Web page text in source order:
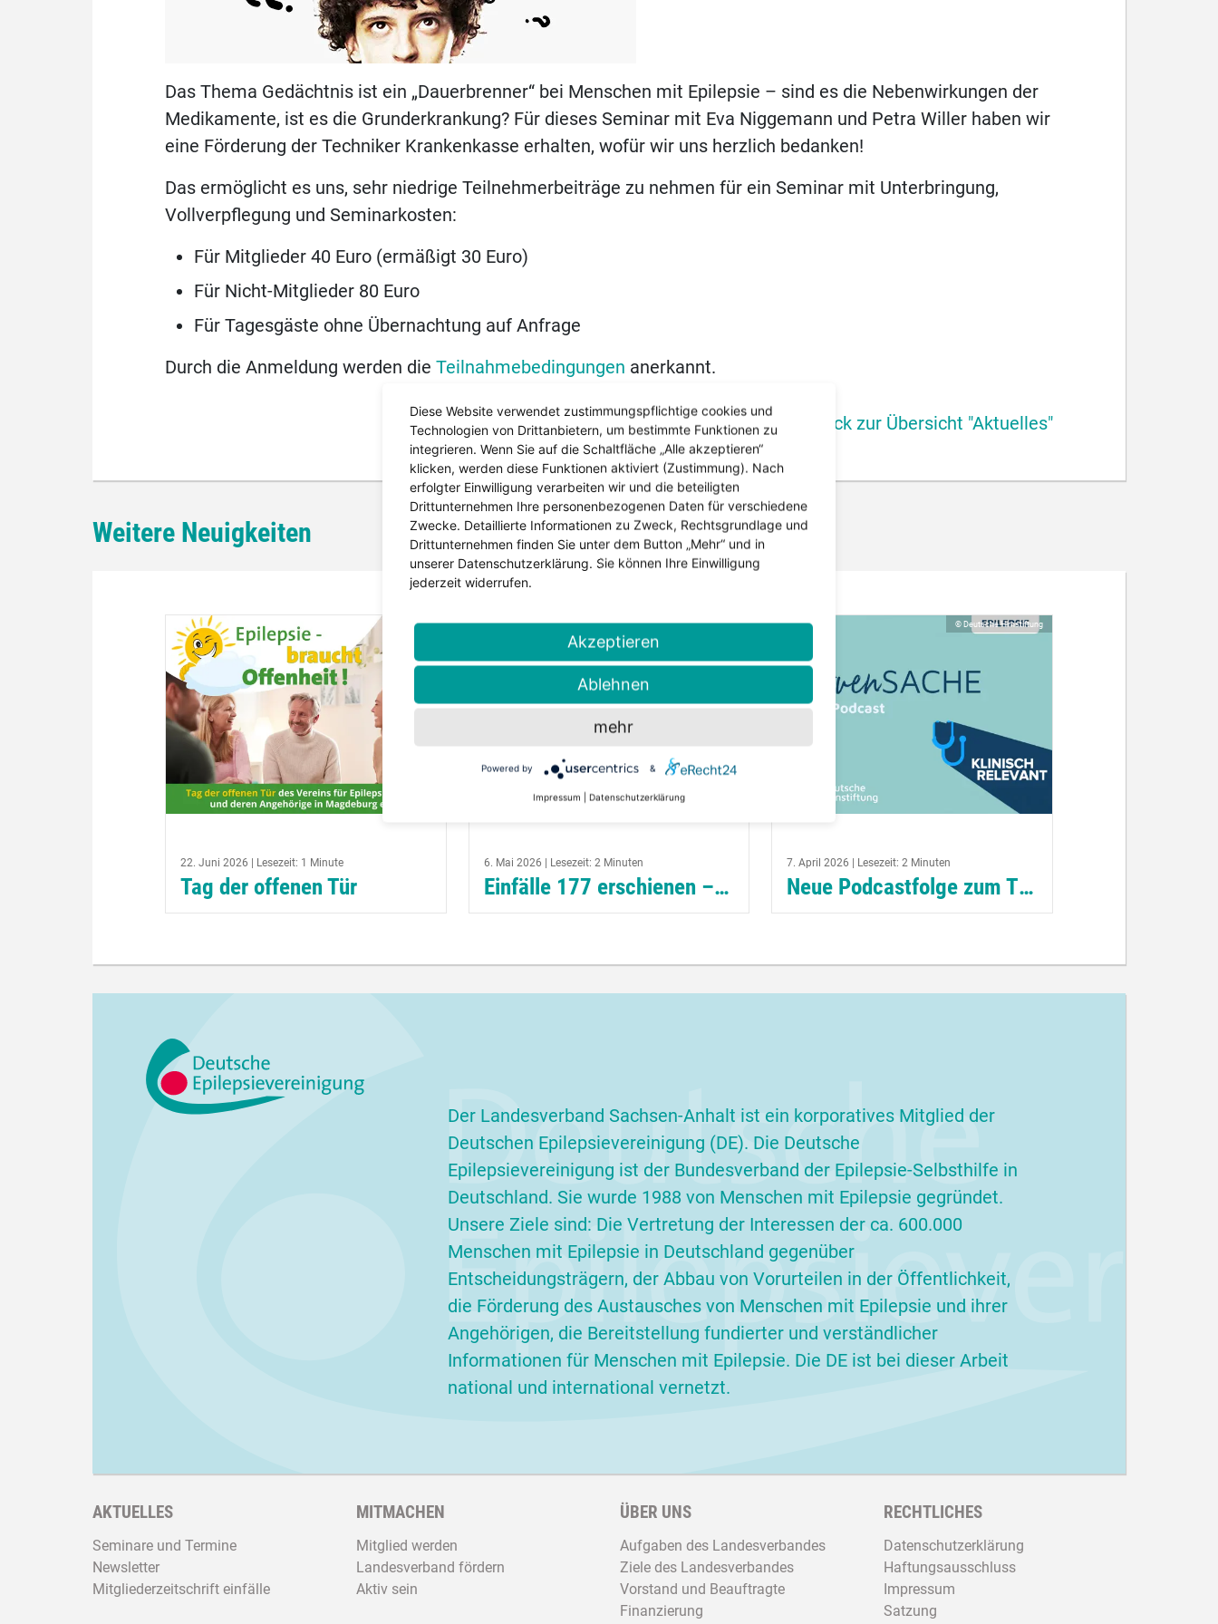
Das Thema Gedächtnis ist ein „Dauerbrenner“ bei Menschen mit Epilepsie – sind es die Nebenwirkungen der
Medikamente, ist es die Grunderkrankung? Für dieses Seminar mit Eva Niggemann und Petra Willer haben wir
eine Förderung der Techniker Krankenkasse erhalten, wofür wir uns herzlich bedanken!
Das ermöglicht es uns, sehr niedrige Teilnehmerbeiträge zu nehmen für ein Seminar mit Unterbringung,
Vollverpflegung und Seminarkosten:
Für Mitglieder 40 Euro (ermäßigt 30 Euro)
Für Nicht-Mitglieder 80 Euro
Für Tagesgäste ohne Übernachtung auf Anfrage
Durch die Anmeldung werden die Teilnahmebedingungen anerkannt.
Zurück zur Übersicht "Aktuelles"
Weitere Neuigkeiten
22. Juni 2026 | Lesezeit: 1 Minute
Tag der offenen Tür
Unter dem Motto: Schau einfach mal
und nutze die Möglichkeit einer
6. Mai 2026 | Lesezeit: 2 Minuten
Einfälle 177 erschienen – Geschwister im Blickpunkt
Die neue Ausgabe der Einfälle ist
diesmal ein Thema, das oft zu wenig
© Deutsche Hirnstiftung
7. April 2026 | Lesezeit: 2 Minuten
Neue Podcastfolge zum Thema Epilepsie
Was bedeutet die Diagnose Epilepsie
Sicht? Welche Untersuchungen helfen
Der Landesverband Sachsen-Anhalt ist ein korporatives Mitglied der
Deutschen Epilepsievereinigung (DE). Die Deutsche
Epilepsievereinigung ist der Bundesverband der Epilepsie-Selbsthilfe in
Deutschland. Sie wurde 1988 von Menschen mit Epilepsie gegründet.
Unsere Ziele sind: Die Vertretung der Interessen der ca. 600.000
Menschen mit Epilepsie in Deutschland gegenüber
Entscheidungsträgern, der Abbau von Vorurteilen in der Öffentlichkeit,
die Förderung des Austausches von Menschen mit Epilepsie und ihrer
Angehörigen, die Bereitstellung fundierter und verständlicher
Informationen für Menschen mit Epilepsie. Die DE ist bei dieser Arbeit
national und international vernetzt.
AKTUELLES
Seminare und Termine
Newsletter
Mitgliederzeitschrift einfälle
MITMACHEN
Mitglied werden
Landesverband fördern
Aktiv sein
ÜBER UNS
Aufgaben des Landesverbandes
Ziele des Landesverbandes
Vorstand und Beauftragte
Finanzierung
RECHTLICHES
Datenschutzerklärung
Haftungsausschluss
Impressum
Satzung
Diese Website verwendet zustimmungspflichtige cookies und
Technologien von Drittanbietern, um bestimmte Funktionen zu
integrieren. Wenn Sie auf die Schaltfläche „Alle akzeptieren“
klicken, werden diese Funktionen aktiviert (Zustimmung). Nach
erfolgter Einwilligung verarbeiten wir und die beteiligten
Drittunternehmen Ihre personenbezogenen Daten für verschiedene
Zwecke. Detaillierte Informationen zu Zweck, Rechtsgrundlage und
Drittunternehmen finden Sie unter dem Button „Mehr“ und in
unserer Datenschutzerklärung. Sie können Ihre Einwilligung
jederzeit widerrufen.
Akzeptieren
Ablehnen
mehr
Powered by &
Impressum Datenschutzerklärung